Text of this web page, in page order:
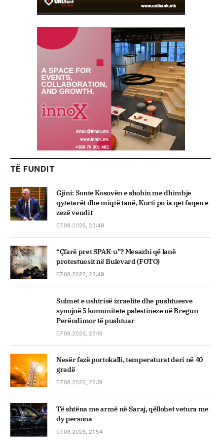
TË FUNDIT
Gjini: Sonte Kosovën e shohin me dhimbje
qytetarët dhe miqtë tanë, Kurti po ia qet faqen e
zezë vendit
07.08.2026, 23:49
“Çfarë pret SPAK-u”? Mesazhi që lanë
protestuesit në Bulevard (FOTO)
07.08.2026, 23:49
Sulmet e ushtrisë izraelite dhe pushtuesve
synojnë 5 komunitete palestineze në Bregun
Perëndimor të pushtuar
07.08.2026, 23:19
Nesër fazë portokalli, temperaturat deri në 40
gradë
07.08.2026, 22:19
Të shtëna me armë në Saraj, qëllohet vetura me
dy persona
07.08.2026, 21:54